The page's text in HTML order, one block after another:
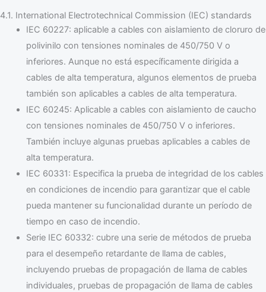
4.1. International Electrotechnical Commission (IEC) standards
IEC 60227: aplicable a cables con aislamiento de cloruro de
polivinilo con tensiones nominales de 450/750 V o
inferiores. Aunque no está específicamente dirigida a
cables de alta temperatura, algunos elementos de prueba
también son aplicables a cables de alta temperatura.
IEC 60245: Aplicable a cables con aislamiento de caucho
con tensiones nominales de 450/750 V o inferiores.
También incluye algunas pruebas aplicables a cables de
alta temperatura.
IEC 60331: Especifica la prueba de integridad de los cables
en condiciones de incendio para garantizar que el cable
pueda mantener su funcionalidad durante un período de
tiempo en caso de incendio.
Serie IEC 60332: cubre una serie de métodos de prueba
para el desempeño retardante de llama de cables,
incluyendo pruebas de propagación de llama de cables
individuales, pruebas de propagación de llama de cables